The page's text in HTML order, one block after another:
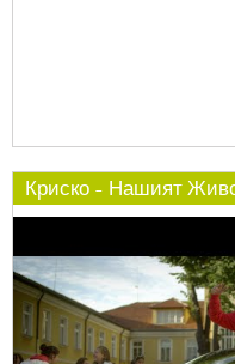
Криско - Нашият